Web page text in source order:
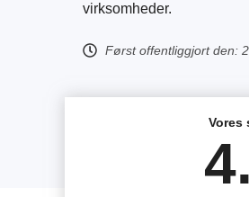
virksomheder.
Først offentliggjort den:
Vores